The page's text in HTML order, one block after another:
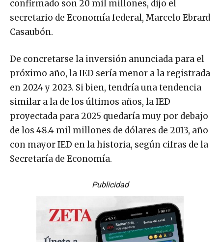
confirmado son 20 mil millones, dijo el
secretario de Economía federal, Marcelo Ebrard
Casaubón.
De concretarse la inversión anunciada para el
próximo año, la IED sería menor a la registrada
en 2024 y 2023. Si bien, tendría una tendencia
similar a la de los últimos años, la IED
proyectada para 2025 quedaría muy por debajo
de los 48.4 mil millones de dólares de 2013, año
con mayor IED en la historia, según cifras de la
Secretaría de Economía.
Publicidad